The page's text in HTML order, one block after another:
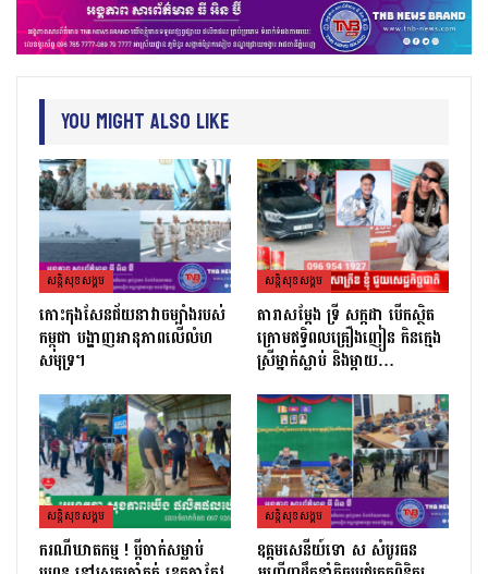
You Might Also Like
សន្តិសុខសង្គម
កោះកុងសែនជ័យនាវាចម្បាំងរបស់
កម្ពុជា បង្ហាញអានុភាពលើលំហ
សមុទ្រ។
សន្តិសុខសង្គម
តារាសម្ដែង ទ្រី សក្កដា បើកស្ថិត
ក្រោមឥទ្ធិពលគ្រឿងញៀន កិនក្មេង
ស្រីម្នាក់ស្លាប់ និងម្ដាយ…
សន្តិសុខសង្គម
ករណីឃាតកម្ម ! ប្ដីចាក់សម្លាប់
សន្តិសុខសង្គម
ឧត្តមសេនីយ៍ទោ ស សំបូរធន